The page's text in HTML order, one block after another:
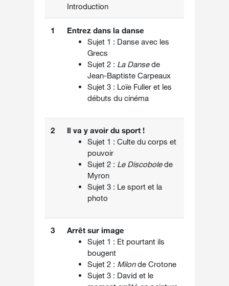
Introduction
1
Entrez dans la danse
Sujet 1 : Danse avec les
Grecs
Sujet 2 : La Dansede
Jean-Baptiste Carpeaux
Sujet 3 : Loïe Fuller et les
débuts du cinéma
2
Il va y avoir du sport !
Sujet 1 : Culte du corps et
pouvoir
Sujet 2 : Le Discobolede
Myron
Sujet 3 : Le sport et la
photo
3
Arrêt sur image
Sujet 1 : Et pourtant ils
bougent
Sujet 2 : Milonde Crotone
Sujet 3 : David et le